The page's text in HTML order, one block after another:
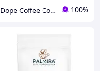
Dope Coffee Company (Кавова компанія ДОУП) 100%